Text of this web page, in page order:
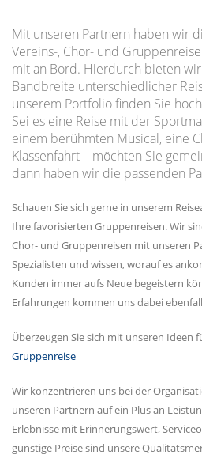
Mit unseren Partnern haben wir
Vereins-, Chor- und
mit an Bord. Hierdurch bieten
Bandbreite unterschiedlicher
unserem Portfolio finden Sie
Sei es eine Reise mit der
einem berühmten Musical, eine
Klassenfahrt – möchten Sie
dann haben wir die passenden
Schauen Sie sich gerne in unserem
Ihre favorisierten Gruppenreisen. Wir
Chor- und Gruppenreisen mit unseren
Spezialisten und wissen, worauf es
Kunden immer aufs Neue begeistern
Erfahrungen kommen uns dabei
Überzeugen Sie sich mit unseren Ideen
Gruppenreise
Wir konzentrieren uns bei der
unseren Partnern auf ein Plus an
Erlebnisse mit Erinnerungswert,
günstige Preise sind unsere